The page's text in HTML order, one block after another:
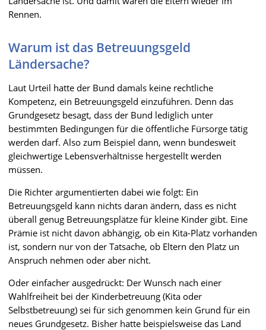
Rennen.
Warum ist das Betreuungsgeld
Ländersache?
Laut Urteil hatte der Bund damals keine rechtliche
Kompetenz, ein Betreuungsgeld einzuführen. Denn das
Grundgesetz besagt, dass der Bund lediglich unter
bestimmten Bedingungen für die öffentliche Fürsorge tätig
werden darf. Also zum Beispiel dann, wenn bundesweit
gleichwertige Lebensverhältnisse hergestellt werden
müssen.
Die Richter argumentierten dabei wie folgt: Ein
Betreuungsgeld kann nichts daran ändern, dass es nicht
überall genug Betreuungsplätze für kleine Kinder gibt. Eine
Prämie ist nicht davon abhängig, ob ein Kita-Platz vorhanden
ist, sondern nur von der Tatsache, ob Eltern den Platz un
Anspruch nehmen oder aber nicht.
Oder einfacher ausgedrückt: Der Wunsch nach einer
Wahlfreiheit bei der Kinderbetreuung (Kita oder
Selbstbetreuung) sei für sich genommen kein Grund für ein
neues Grundgesetz. Bisher hatte beispielsweise das Land